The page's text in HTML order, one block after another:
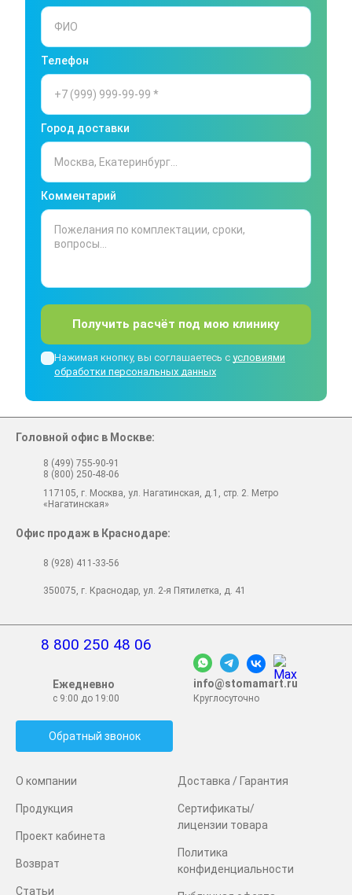
Телефон
Город доставки
Комментарий
Получить расчёт под мою клинику
Нажимая кнопку, вы соглашаетесь с условиями
обработки персональных данных
О компании
Продукция
Проект кабинета
Возврат
Статьи
Доставка / Гарантия
Сертификаты/
лицензии товара
Политика
конфиденциальности
8 800 250 48 06
Ежедневно
с 9:00 до 19:00
info@stomamart.ru
Круглосуточно
Обратный звонок
Головной офис в Москве:
8 (499) 755-90-91
8 (800) 250-48-06
117105, г. Москва, ул. Нагатинская, д.1, стр. 2. Метро
«Нагатинская»
Офис продаж в Краснодаре:
8 (928) 411-33-56
350075, г. Краснодар, ул. 2-я Пятилетка, д. 41